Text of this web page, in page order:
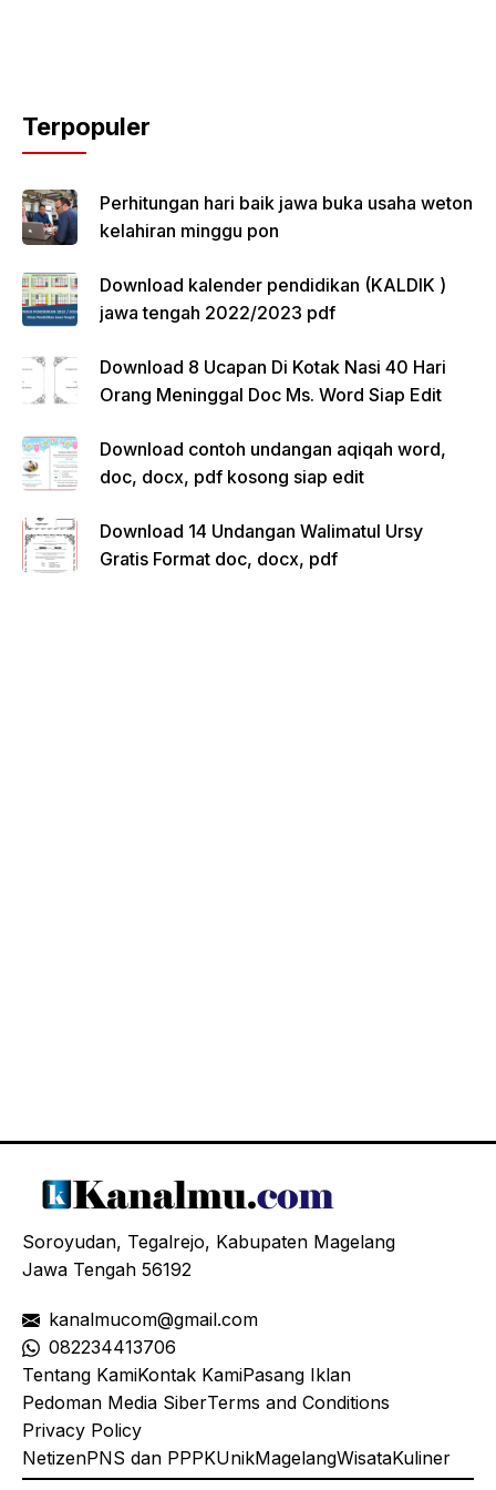
Terpopuler
Perhitungan hari baik jawa buka usaha weton
kelahiran minggu pon
Download kalender pendidikan (KALDIK )
jawa tengah 2022/2023 pdf
Download 8 Ucapan Di Kotak Nasi 40 Hari
Orang Meninggal Doc Ms. Word Siap Edit
Download contoh undangan aqiqah word,
doc, docx, pdf kosong siap edit
Download 14 Undangan Walimatul Ursy
Gratis Format doc, docx, pdf
Soroyudan, Tegalrejo, Kabupaten Magelang
Jawa Tengah 56192
kanalmucom@gmail.com
082234413706
Tentang KamiKontak KamiPasang Iklan
Pedoman Media SiberTerms and Conditions
Privacy Policy
NetizenPNS dan PPPKUnikMagelangWisataKuliner